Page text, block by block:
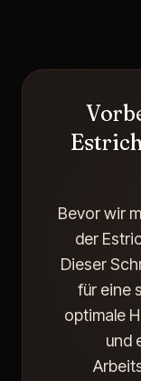
Bevor wir
der
Dieser
für eine
optimale
und